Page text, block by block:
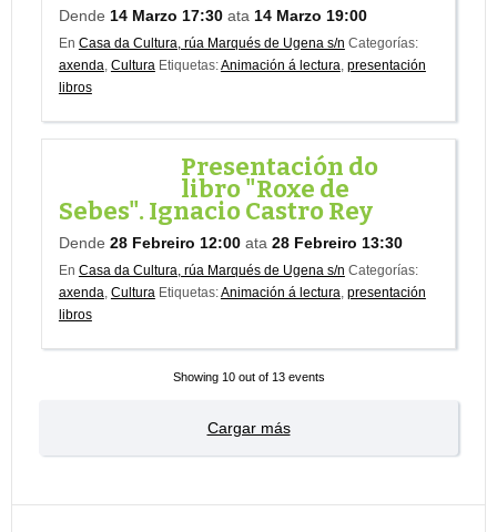
Dende 14 Marzo 17:30 ata 14 Marzo 19:00
En Casa da Cultura, rúa Marqués de Ugena s/n Categorías:
axenda, Cultura Etiquetas:Animación á lectura, presentación
libros
Presentación do
libro "Roxe de
Sebes". Ignacio Castro Rey
Dende 28 Febreiro 12:00 ata 28 Febreiro 13:30
En Casa da Cultura, rúa Marqués de Ugena s/n Categorías:
axenda, Cultura Etiquetas:Animación á lectura, presentación
libros
Showing 10out of 13 events
Cargar más